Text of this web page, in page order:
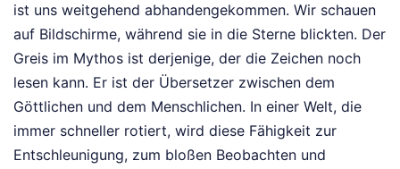
ist uns weitgehend abhandengekommen. Wir schauen
auf Bildschirme, während sie in die Sterne blickten. Der
Greis im Mythos ist derjenige, der die Zeichen noch
lesen kann. Er ist der Übersetzer zwischen dem
Göttlichen und dem Menschlichen. In einer Welt, die
immer schneller rotiert, wird diese Fähigkeit zur
Entschleunigung, zum bloßen Beobachten und